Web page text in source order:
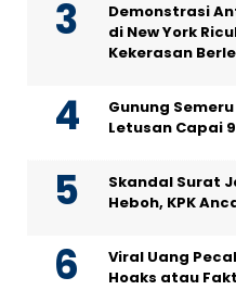
Demonstrasi
di New York
Kekerasan
Gunung
Letusan Capai
Skandal Surat
Heboh, KPK
Viral Uang
Hoaks atau